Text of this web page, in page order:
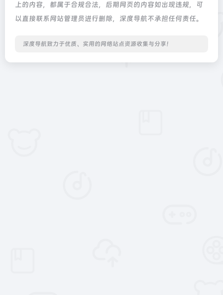
上的内容，都属于合规合法，后期网页的内容如出现违规，可
以直接联系网站管理员进行删除，深度导航不承担任何责任。
深度导航致力于优质、实用的网络站点资源收集与分享！